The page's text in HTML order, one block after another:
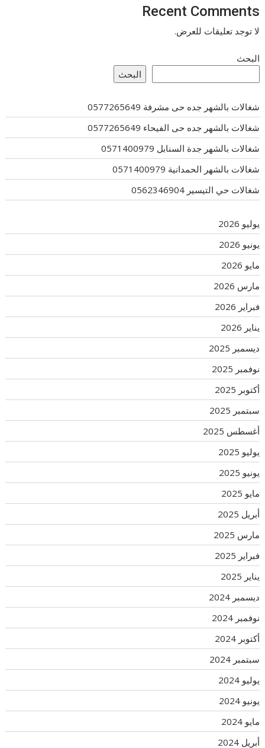
Recent Comments
لا توجد تعليقات للعرض.
البحث
البحث
شغالات بالشهر جده حى مشرفة 0577265649
شغالات بالشهر جده حى الفيحاء 0577265649
شغالات بالشهر جدة السنابل 0571400979
شغالات بالشهر الحمدانية 0571400979
شغالات حي التيسير 0562346904
يوليو 2026
يونيو 2026
مايو 2026
مارس 2026
فبراير 2026
يناير 2026
ديسمبر 2025
نوفمبر 2025
أكتوبر 2025
سبتمبر 2025
أغسطس 2025
يوليو 2025
يونيو 2025
مايو 2025
أبريل 2025
مارس 2025
فبراير 2025
يناير 2025
ديسمبر 2024
نوفمبر 2024
أكتوبر 2024
سبتمبر 2024
يوليو 2024
يونيو 2024
مايو 2024
أبريل 2024